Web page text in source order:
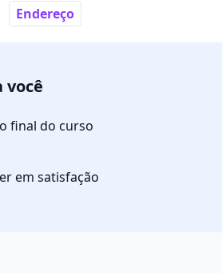
Endereço
você
final do curso
em satisfação